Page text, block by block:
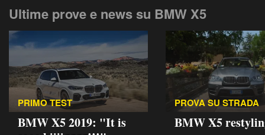
Ultime prove e news su BMW X5
PRIMO TEST
BMW X5 2019: "It is
PROVA SU STRADA
BMW X5